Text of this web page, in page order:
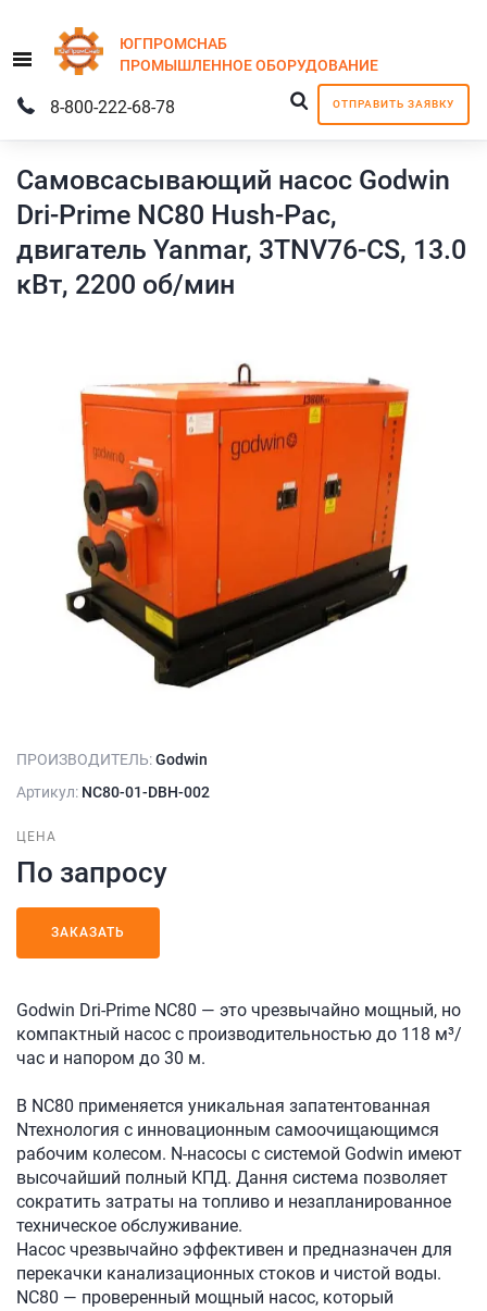
Menu
ЮГПРОМСНАБ
ПРОМЫШЛЕННОЕОБОРУДОВАНИЕ
ОТПРАВИТЬ ЗАЯВКУ
8-800-222-68-78
Самовсасывающий насос Godwin
Dri-Prime NC80 Hush-Pac,
двигатель Yanmar, 3TNV76-CS, 13.0
кВт, 2200 об/мин
ПРОИЗВОДИТЕЛЬ:Godwin
Артикул: NC80-01-DBH-002
ЦЕНА
По запросу
ЗАКАЗАТЬ
Godwin Dri-Prime NC80 — это чрезвычайно мощный, но
компактный насос с производительностью до 118 м³/
час и напором до 30 м.
В NC80 применяется уникальная запатентованная
Nтехнология с инновационным самоочищающимся
рабочим колесом. N-насосы с системой Godwin имеют
высочайший полный КПД. Дання система позволяет
сократить затраты на топливо и незапланированное
техническое обслуживание.
Насос чрезвычайно эффективен и предназначен для
перекачки канализационных стоков и чистой воды.
NC80 — проверенный мощный насос, который